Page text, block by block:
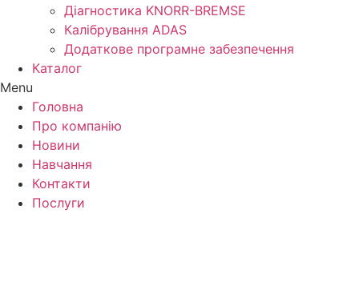
Діагностика KNORR-BREMSE
Калібрування ADAS
Додаткове програмне забезпечення
Каталог
Menu
Головна
Про компанію
Новини
Навчання
Контакти
Послуги